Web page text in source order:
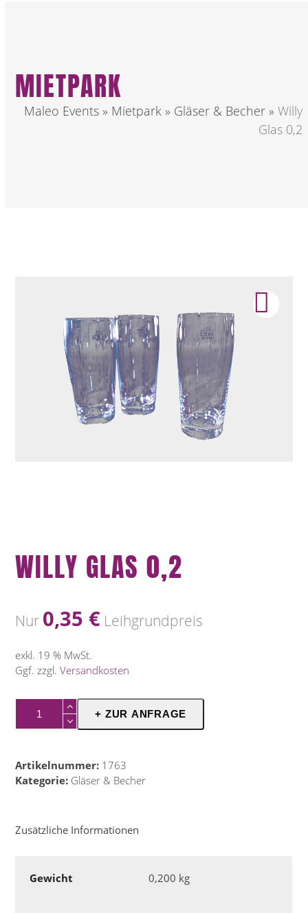
MIETPARK
Maleo Events » Mietpark » Gläser & Becher »Willy
Glas 0,2
WILLY GLAS 0,2
Nur 0,35 € Leihgrundpreis
exkl. 19 % MwSt.
Ggf. zzgl.Versandkosten
+ ZUR ANFRAGE
Artikelnummer: 1763
Kategorie: Gläser & Becher
Zusätzliche Informationen
Gewicht 0,200 kg